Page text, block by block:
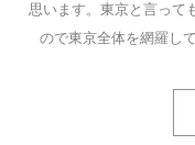
思います。東京と言って
ので東京全体を網羅し